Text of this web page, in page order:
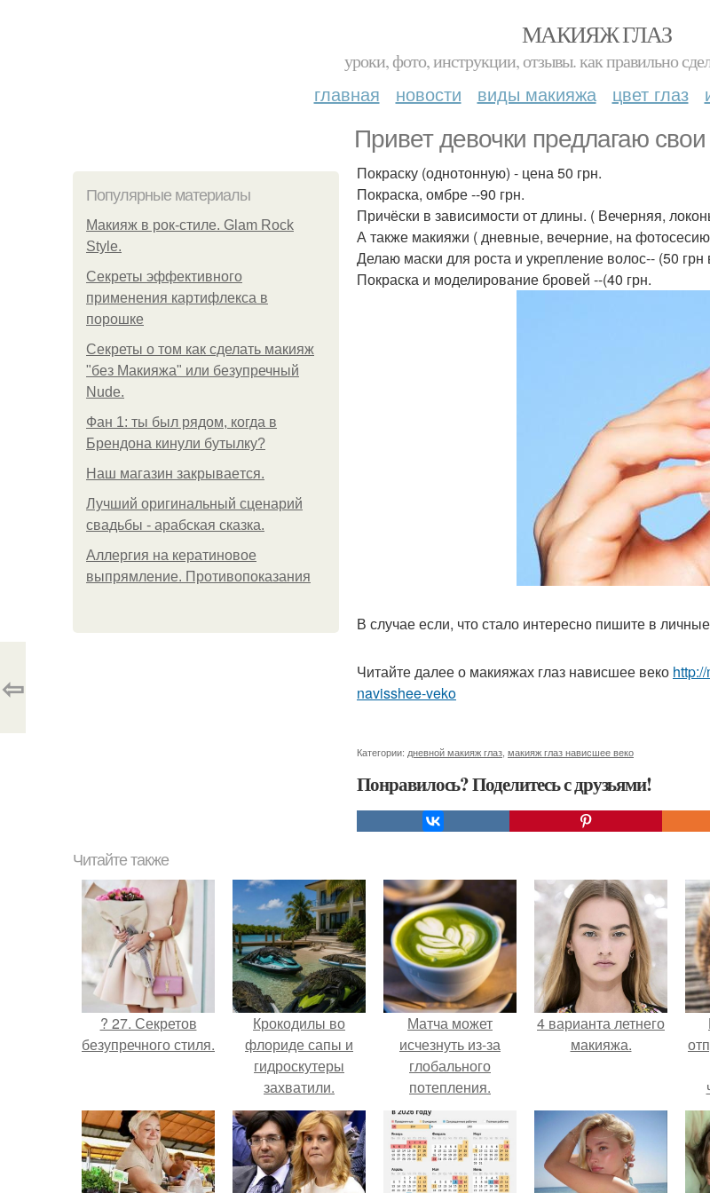
МАКИЯЖ ГЛАЗ
уроки, фото, инструкции, отзывы. как правильно
главная новости виды макияжа цвет глаз
Привет девочки предлагаю свои
Популярные материалы
Макияж в рок-стиле. Glam Rock
Style.
Секреты эффективного
применения картифлекса в
порошке
Секреты о том как сделать макияж
"без Макияжа" или безупречный
Nude.
Фан 1: ты был рядом, когда в
Брендона кинули бутылку?
Нaш магaзин зaкрывaeтся.
Лучший оригинальный сценарий
свадьбы - арабская сказка.
Аллергия на кератиновое
выпрямление. Противопоказания
Покраску (однотонную) - цена 50 грн.
Покраска, омбре --90 грн.
Причёски в зависимости от длины. ( Вечерняя,
А также макияжи ( дневные, вечерние, на
Делаю маски для роста и укрепление волос-- (50
Покраска и моделирование бровей --(40 грн.
В случае если, что стало интересно пишите в
Читайте далее о макияжах глаз нависшее веко
navisshee-veko
Категории: дневной макияж глаз макияж глаз нависшее веко
Понравилось? Поделитесь с друзьями!
⇦
Читайте также
? 27. Секретов
безупречного стиля.
Крокодилы во
флориде сапы и
гидроскутеры
захватили.
Матча может
исчезнуть из-за
глобального
потепления.
4 варианта летнего
макияжа.